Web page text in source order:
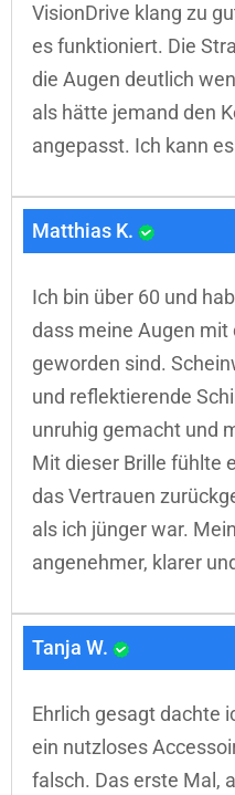
VisionDrive klang zu
es funktioniert. Die
die Augen deutlich
als hätte jemand den
angepasst. Ich kann
Matthias K.
Ich bin über 60 und
dass meine Augen
geworden sind.
und reflektierende
unruhig gemacht und
Mit dieser Brille fühlte
das Vertrauen
als ich jünger war.
angenehmer, klarer
Tanja W.
Ehrlich gesagt dachte
ein nutzloses
falsch. Das erste Mal,